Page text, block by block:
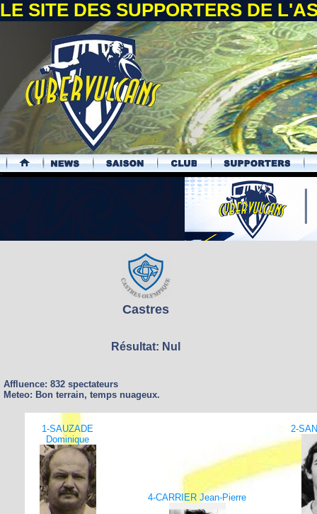
LE SITE DES SUPPORTERS DE
.
Castres
Résultat: Nul
Affluence: 832 spectateurs
Meteo: Bon terrain, temps nuageux.
1-SAUZADE
Dominique
2-
4-CARRIER Jean-Pierre